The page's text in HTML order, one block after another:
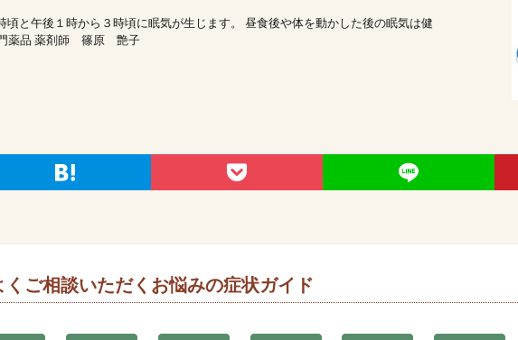
と午後１時から３時頃に眠気が生じます。 昼食後や体を動かした後の眠気は健
薬品 薬剤師 篠原 艶子
くご相談いただくお悩みの症状ガイド